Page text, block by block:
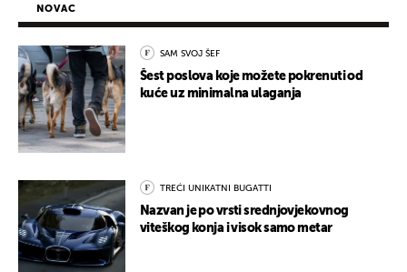
NOVAC
SAM SVOJ ŠEF
Šest poslova koje možete pokrenuti od
kuće uz minimalna ulaganja
TREĆI UNIKATNI BUGATTI
Nazvan je po vrsti srednjovjekovnog
viteškog konja i visok samo metar